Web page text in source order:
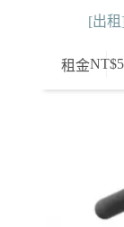
[出租
租金NT$